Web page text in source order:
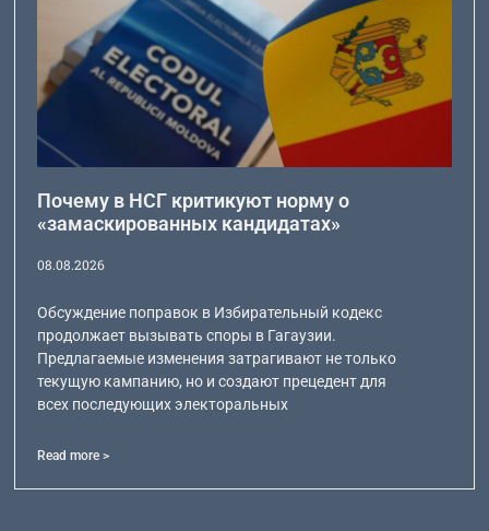
Почему в НСГ критикуют норму о
«замаскированных кандидатах»
08.08.2026
Обсуждение поправок в Избирательный кодекс
продолжает вызывать споры в Гагаузии.
Предлагаемые изменения затрагивают не только
текущую кампанию, но и создают прецедент для
всех последующих электоральных
Read more >